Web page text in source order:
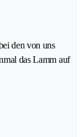
den von uns
das Lamm auf